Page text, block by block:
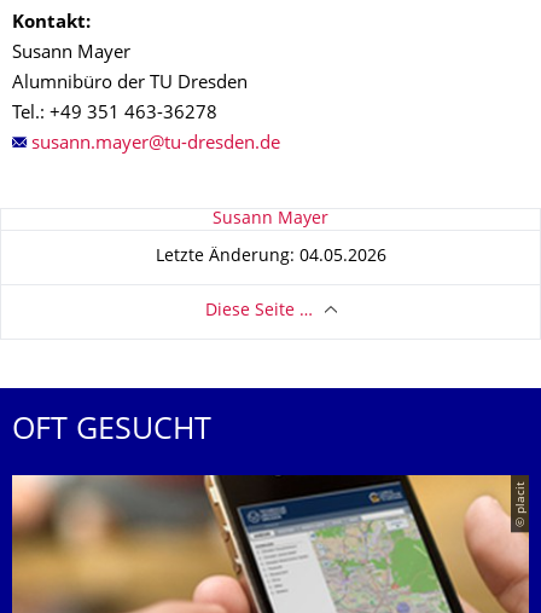
Kontakt:
Susann Mayer
Alumnibüro der TU Dresden
Tel.: +49 351 463-36278
Zu dieser Seite Susann Mayer
Letzte Änderung: 04.05.2026
Diese Seite …
OFT GESUCHT
© placit